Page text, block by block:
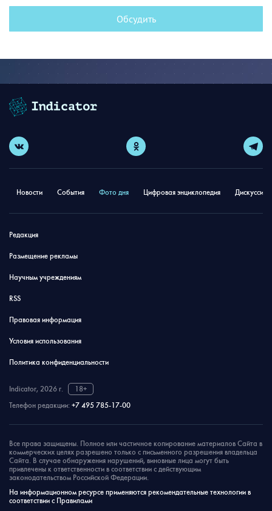
Обсудить
Новости События Фото дня Цифровая энциклопедия
Редакция
Размещение рекламы
Научным учреждениям
RSS
Правовая информация
Условия использования
Политика конфиденциальности
Indicator, 2026 г.
18+
Телефон редакции: +7 495 785-17-00
Все права защищены. Полное или частичное копирование материалов Сайта в
коммерческих целях разрешено только с письменного разрешения владельца
Сайта. В случае обнаружения нарушений, виновные лица могут быть
привлечены к ответственности в соответствии с действующим
законодательством Российской Федерации.
На информационном ресурсе применяются рекомендательные технологии в
соответствии с Правилами